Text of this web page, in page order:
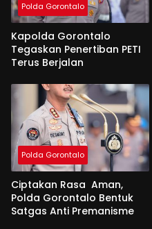
Polda Gorontalo
Kapolda Gorontalo
Tegaskan Penertiban PETI
Terus Berjalan
Polda Gorontalo
Ciptakan Rasa Aman,
Polda Gorontalo Bentuk
Satgas Anti Premanisme